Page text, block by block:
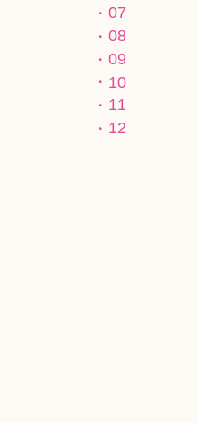
07
08
09
10
11
12